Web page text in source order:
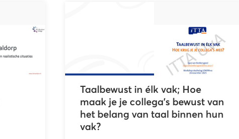
Taalbewust in élk vak; Hoe
maak je je collega’s bewust van
het belang van taal binnen hun
vak?